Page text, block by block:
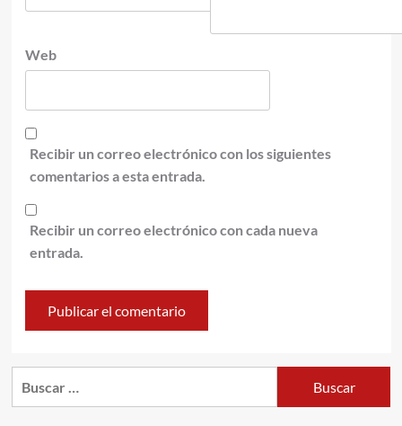
Web
Recibir un correo electrónico con los siguientes
comentarios a esta entrada.
Recibir un correo electrónico con cada nueva
entrada.